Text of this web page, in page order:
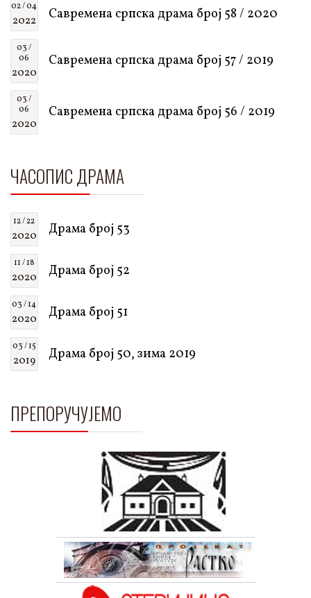
02 / 04
2022 Савремена српска драма број 58 / 2020
03 /
06
2020
Савремена српска драма број 57 / 2019
03 /
06
2020
Савремена српска драма број 56 / 2019
ЧАСОПИС ДРАМА
12 / 22
2020 Драма број 53
11 / 18
2020 Драма број 52
03 / 14
2020 Драма број 51
03 / 15
2019 Драма број 50, зима 2019
ПРЕПОРУЧУЈЕМО